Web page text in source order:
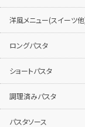
洋風メニュー(スイーツ
ロングパスタ
ショートパスタ
調理済みパスタ
パスタソース